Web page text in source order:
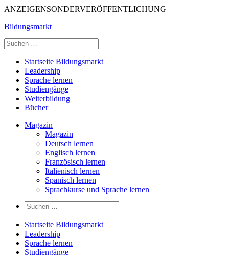
ANZEIGENSONDERVERÖFFENTLICHUNG
Bildungsmarkt
Startseite Bildungsmarkt
Leadership
Sprache lernen
Studiengänge
Weiterbildung
Bücher
Magazin
Magazin
Deutsch lernen
Englisch lernen
Französisch lernen
Italienisch lernen
Spanisch lernen
Sprachkurse und Sprache lernen
Startseite Bildungsmarkt
Leadership
Sprache lernen
Studiengänge